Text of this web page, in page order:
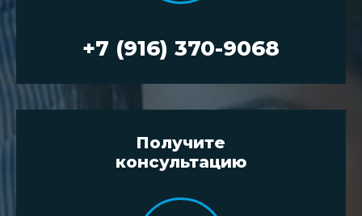
+7 (916) 370-9068
Получите
консультацию